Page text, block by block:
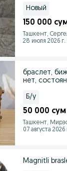
Новый
150 000
Ташкент,
28 июля 2026 г.
браслет,
нет,
Б/у
50 000 сум
Ташкент,
07 августа 2026
Magnitli